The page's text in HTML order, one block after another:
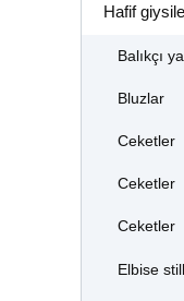
Hafif
Balıkçı
Bluzlar
Ceketler
Ceketler
Ceketler
Elbise